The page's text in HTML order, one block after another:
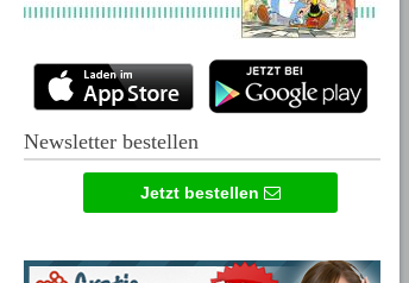
Newsletter bestellen
Jetzt bestellen